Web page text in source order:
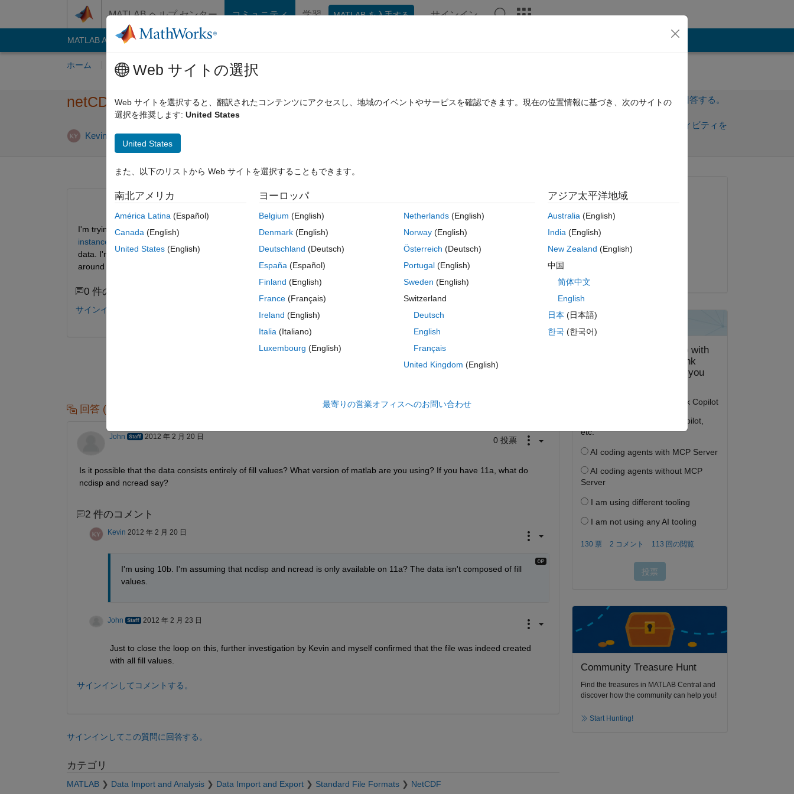
MATLAB ヘルプ センター コミュニティ 学習 MATLAB を入手する サインイン
MATLAB Answers File Exchange
ホーム 質問する 回答 閲覧 MATLAB に関する FAQ
netCDF not being read properly
Kevin 2012 2 月 17 1 回答
サインインしてこの質問に回答する。
サインインしてアクティビティを
0 投票
I'm trying to read MERRA data from the NASA website http://gdata1.sci.gsfc.nasa.gov/daac-bin/G3/gui.cgi?
instance_id=MERRA_HOUR_3D
data. I'm assuming that this is because MATLAB cannot read such a large netCDF file properly. Is there any way to work
around this?
0 件のコメント
サインインしてコメントする。
サインインしてこの質問に回答する。
回答 (1 件)
John 2012 年 2 月 20 日 0 投票
Is it possible that the data consists entirely of fill values? What version of matlab are you using? If you have 11a, what do
ncdisp and ncread say?
2 件のコメント
Kevin 2012 年 2 月 20 日
I'm using 10b. I'm assuming that ncdisp and ncread is only available on 11a? The data isn't composed of fill
values.
John 2012 年 2 月 23 日
Just to close the loop on this, further investigation by Kevin and myself confirmed that the file was indeed created
with all fill values.
サインインしてコメントする。
サインインしてこの質問に回答する。
カテゴリ
MATLAB Data Import and Analysis Data Import and Export Standard File Formats NetCDF
質問済み:
2012 年 2 月 17 日
編集済み:
Community Treasure Hunt
Find the treasures in MATLAB Central and
discover how the community can help you!
Start Hunting!
Web サイトの選択
Web サイトを選択すると、翻訳されたコンテンツにアクセスし、地域のイベントやサービスを確認できます。現在の位置情報に基づき、次のサイトの
選択を推奨します: United States
United States
また、以下のリストから Web サイトを選択することもできます。
南北アメリカ
América Latina (Español)
Canada (English)
United States (English)
ヨーロッパ
Belgium (English)
Denmark (English)
Deutschland (Deutsch)
España (Español)
Finland (English)
France (Français)
Ireland (English)
Italia (Italiano)
Luxembourg (English)
Netherlands(English)
Norway(English)
Österreich (Deutsch)
Portugal(English)
Sweden (English)
Switzerland
Deutsch
English
Français
United Kingdom (English)
アジア太平洋地域
Australia(English)
India(English)
New Zealand (English)
中国
简体中文
English
日本 (日本語)
한국 (한국어)
最寄りの営業オフィスへのお問い合わせ